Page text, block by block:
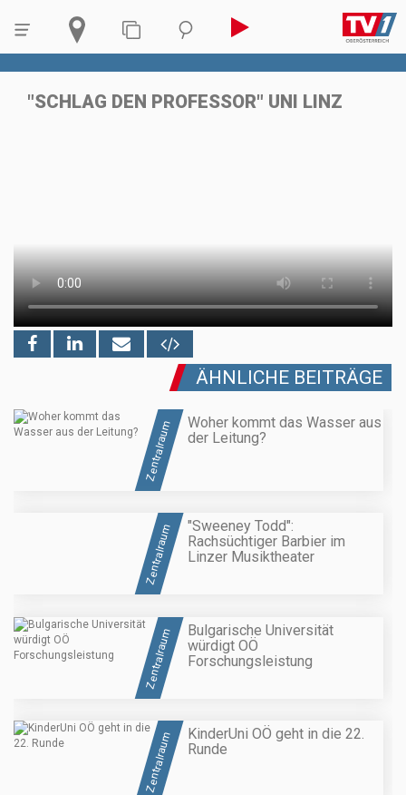
"SCHLAG DEN PROFESSOR" UNI LINZ
ÄHNLICHE BEITRÄGE
Zentralraum
Woher kommt das Wasser aus
der Leitung?
Zentralraum
"Sweeney Todd":
Rachsüchtiger Barbier im
Linzer Musiktheater
Zentralraum
Bulgarische Universität
würdigt OÖ
Forschungsleistung
Zentralraum
KinderUni OÖ geht in die 22.
Runde